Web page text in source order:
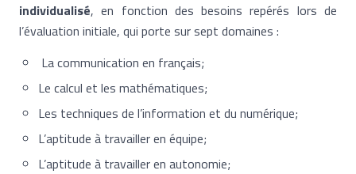
individualisé, en fonction des besoins repérés lors de
l’évaluation initiale, qui porte sur sept domaines :
La communication en français;
Le calcul et les mathématiques;
Les techniques de l’information et du numérique;
L’aptitude à travailler en équipe;
L’aptitude à travailler en autonomie;